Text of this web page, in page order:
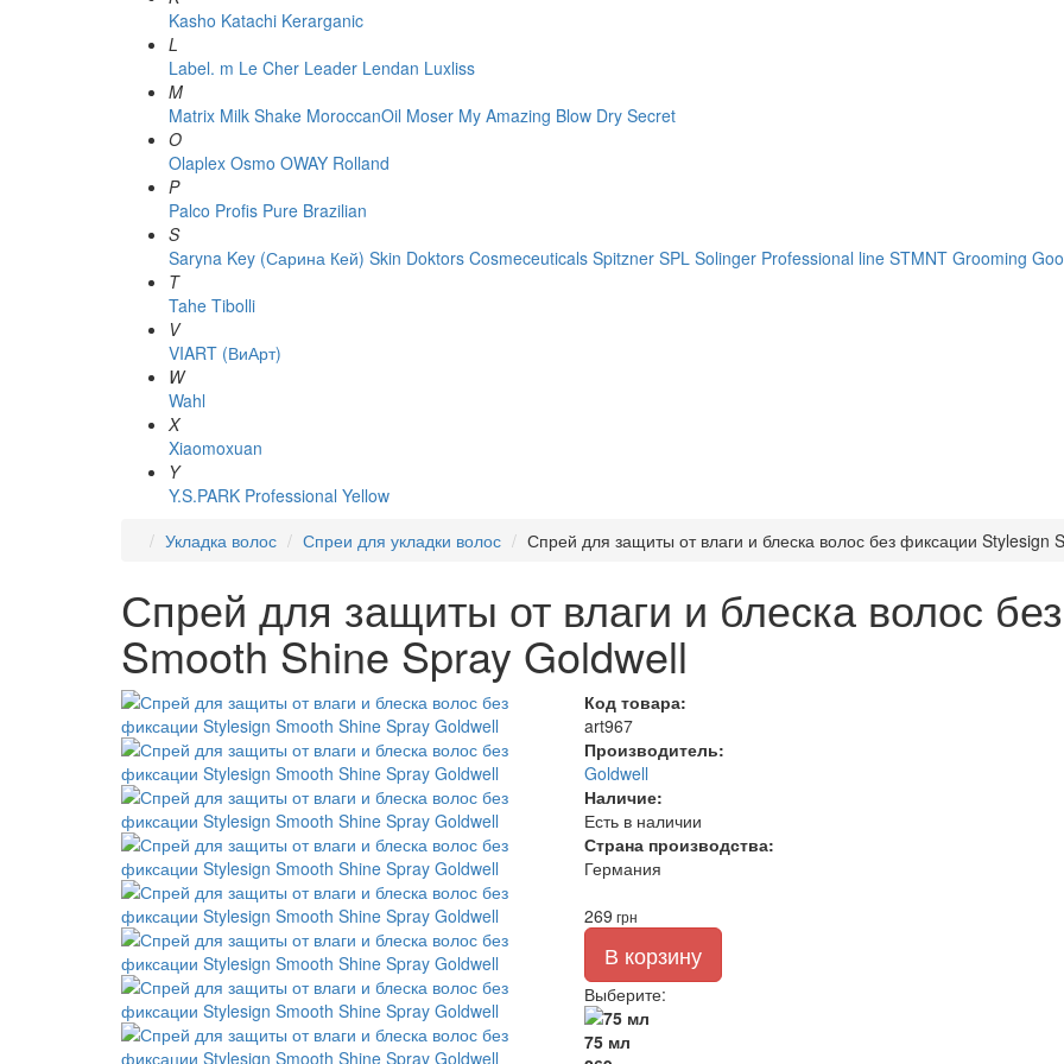
Kasho Katachi Kerarganic
L
Label. m Le Cher Leader Lendan Luxliss
M
Matrix Milk Shake MoroccanOil Moser My Amazing Blow Dry Secret
O
Olaplex Osmo OWAY Rolland
P
Palco Profis Pure Brazilian
S
Saryna Key (Сарина Кей) Skin Doktors Cosmeceuticals Spitzner SPL Solinger Professional line STMNT Grooming
T
Tahe Tibolli
V
VIART (ВиАрт)
W
Wahl
X
Xiaomoxuan
Y
Y.S.PARK Professional Yellow
Укладка волос
Спреи для укладки волос Спрей для защиты от влаги и блеска волос без фиксации Stylesign
Спрей для защиты от влаги и блеска волос
Smooth Shine Spray Goldwell
Код товара:
art967
Производитель:
Goldwell
Наличие:
Есть в наличии
Страна производства:
Германия
269 грн
В корзину
Выберите:
75 мл